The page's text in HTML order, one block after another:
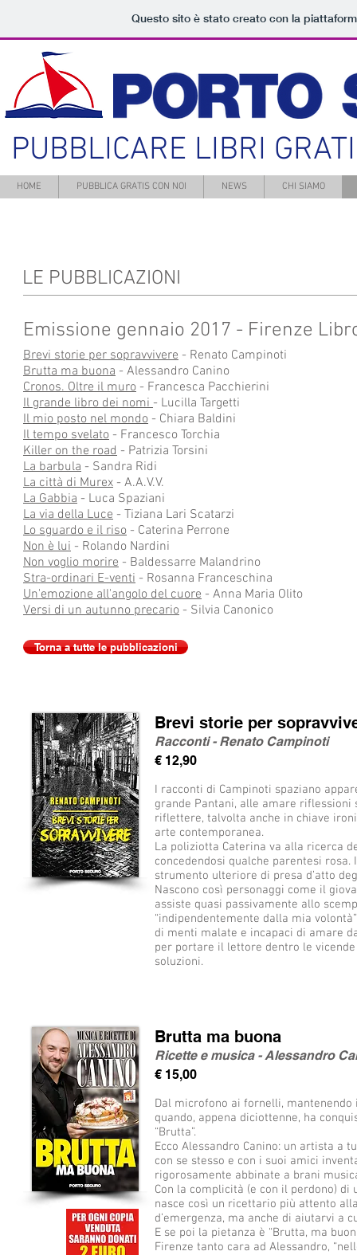
Questo sito è stato creato con la
PUBBLICARE LIBRI
HOME PUBBLICA GRATIS CON NOI NEWS CHI SIAMO
Emissione gennaio 2017 - Firenze
Brevi storie per sopravvivere - Renato Campinoti
Brutta ma buona - Alessandro Canino
Cronos. Oltre il muro - Francesca Pacchierini
Il grande libro dei nomi- Lucilla Targetti
Il mio posto nel mondo - Chiara Baldini
Il tempo svelato - Francesco Torchia
Killer on the road - Patrizia Torsini
La barbula - Sandra Ridi
La città di Murex - A.A.V.V.
La Gabbia - Luca Spaziani
La via della Luce - Tiziana Lari Scatarzi
Lo sguardo e il riso - Caterina Perrone
Non è lui - Rolando Nardini
Non voglio morire - Baldessarre Malandrino
Stra-ordinari E-venti - Rosanna Franceschina
Un'emozione all'angolo del cuore - Anna Maria Olito
Versi di un autunno precario - Silvia Canonico
LE PUBBLICAZIONI
Torna a tutte le pubblicazioni
Brevi storie per
Racconti - Renato Campinoti
I racconti di Campinoti spaziano
grande Pantani, alle amare
riflettere, talvolta anche in chiave
arte contemporanea.
La poliziotta Caterina va alla ricerca
concedendosi qualche parentesi
strumento ulteriore di presa d’atto
Nascono così personaggi come il
assiste quasi passivamente allo
“indipendentemente dalla mia
di menti malate e incapaci di amare
per portare il lettore dentro le
soluzioni.
€ 12,90
Brutta ma buona
Ricette e musica - Alessandro
Dal microfono ai fornelli,
quando, appena diciottenne, ha
“Brutta”.
Ecco Alessandro Canino: un artista a
con se stesso e con i suoi amici
rigorosamente abbinate a brani
Con la complicità (e con il perdono)
nasce così un ricettario più attento
d’emergenza, ma anche di aiutarvi a
E se poi la pietanza è “Brutta, ma
Firenze tanto cara ad Alessandro,
€ 15,00